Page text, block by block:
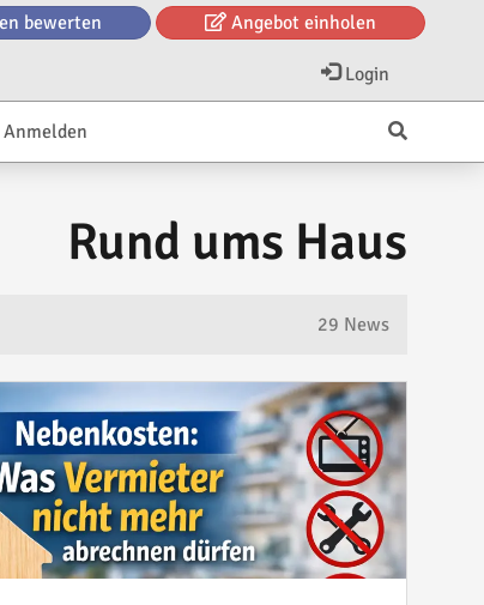
bewerten Angebot einholen
Login
Anmelden
Rund ums Haus
29 News